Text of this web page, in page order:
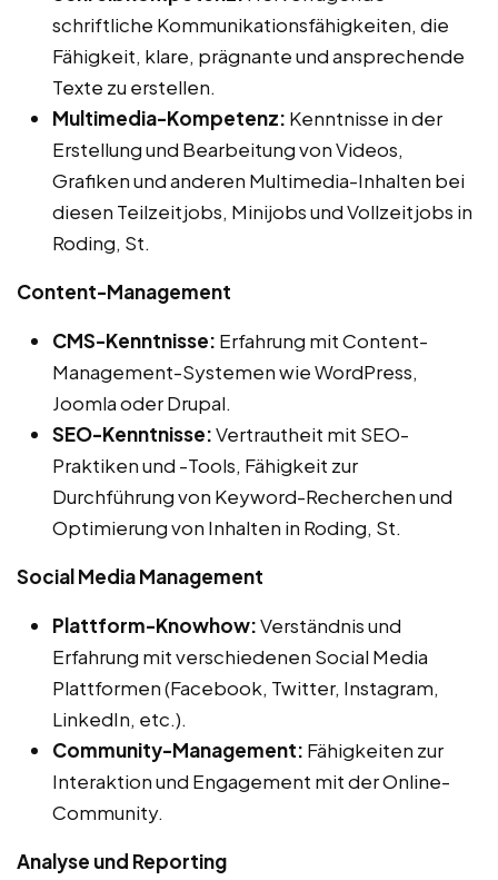
schriftliche Kommunikationsfähigkeiten, die
Fähigkeit, klare, prägnante und ansprechende
Texte zu erstellen.
Multimedia-Kompetenz: Kenntnisse in der
Erstellung und Bearbeitung von Videos,
Grafiken und anderen Multimedia-Inhalten bei
diesen Teilzeitjobs, Minijobs und Vollzeitjobs in
Roding, St.
Content-Management
CMS-Kenntnisse: Erfahrung mit Content-
Management-Systemen wie WordPress,
Joomla oder Drupal.
SEO-Kenntnisse:Vertrautheit mit SEO-
Praktiken und -Tools, Fähigkeit zur
Durchführung von Keyword-Recherchen und
Optimierung von Inhalten in Roding, St.
Social Media Management
Plattform-Knowhow:Verständnis und
Erfahrung mit verschiedenen Social Media
Plattformen (Facebook, Twitter, Instagram,
LinkedIn, etc.).
Community-Management: Fähigkeiten zur
Interaktion und Engagement mit der Online-
Community.
Analyse und Reporting